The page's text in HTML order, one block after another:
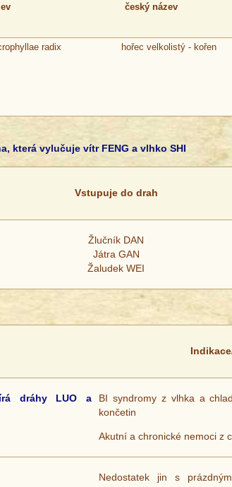
český název
radix hořec velkolistý - kořen
která vylučuje vítr FENG a vlhko SHI
Vstupuje do drah
Žlučník DAN
Játra GAN
Žaludek WEI
dráhy LUO a
BI syndromy z vlhka a
končetin
Akutní a chronické nemoci z
Nedostatek jin s